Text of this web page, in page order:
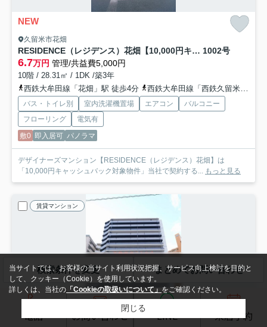
NEW
久留米市花畑
RESIDENCE（レジデンス）花畑【10,000円キャッシュバック対象物件】 1002号
6.7万円 管理/共益費5,000円
10階 / 28.31㎡ / 1DK /築3年
西鉄大牟田線「花畑」駅 徒歩4分
西鉄大牟田線「西鉄久留米」駅 徒歩10分
バス・トイレ別 室内洗濯機置場 エアコン
バルコニー
フローリング
電気有
敷0 即入居可 パノラマ
デザイナーズマンション【RESIDENCE（レジデンス）花畑】は
「10,000円キャッシュバック対象物件」当社で契約する...
もっと見る
賃貸マンション
検索条件を変更 まとめてお問い合わせ
電話 お問い合わせ LINE 来店予約
当サイトでは、お客様の当サイト利用状況把握、サービス向上検討を目的と
して、クッキー（Cookie）を使用しています。
詳しくは、当社の 「Cookieの取扱いについて」 をご確認ください。
閉じる